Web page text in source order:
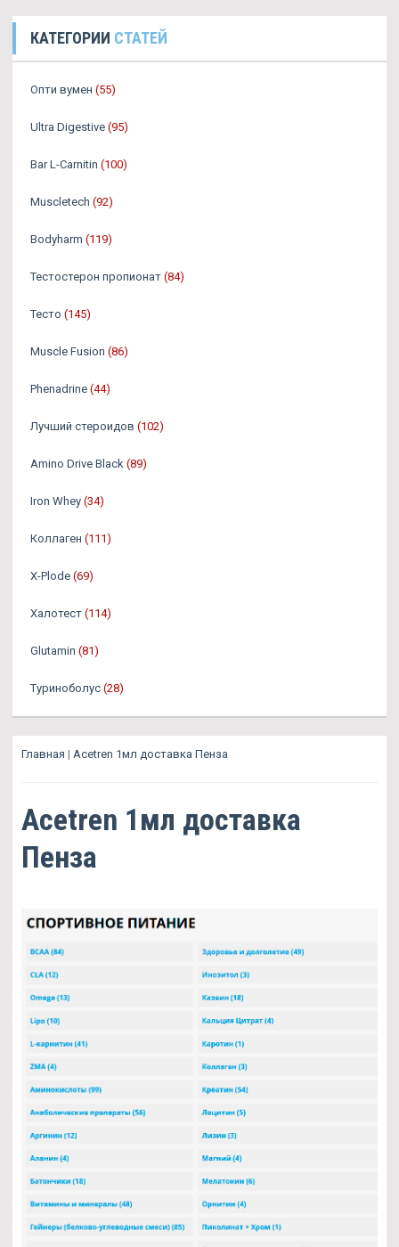
КАТЕГОРИИ СТАТЕЙ
Опти вумен (55)
Ultra Digestive (95)
Bar L-Carnitin (100)
Muscletech (92)
Bodyharm (119)
Тестостерон пропионат (84)
Тесто (145)
Muscle Fusion (86)
Phenadrine (44)
Лучший стероидов (102)
Amino Drive Black (89)
Iron Whey (34)
Коллаген (111)
X-Plode (69)
Халотест (114)
Glutamin (81)
Туриноболус (28)
Главная | Acetren 1мл доставка Пенза
Acetren 1мл доставка
Пенза